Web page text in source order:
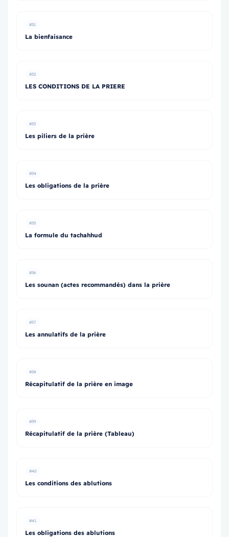
#31
La bienfaisance
#32
LES CONDITIONS DE LA PRIERE
#33
Les piliers de la prière
#34
Les obligations de la prière
#35
La formule du tachahhud
#36
Les sounan (actes recommandés) dans la prière
#37
Les annulatifs de la prière
#38
Récapitulatif de la prière en image
#39
Récapitulatif de la prière (Tableau)
#40
Les conditions des ablutions
#41
Les obligations des ablutions